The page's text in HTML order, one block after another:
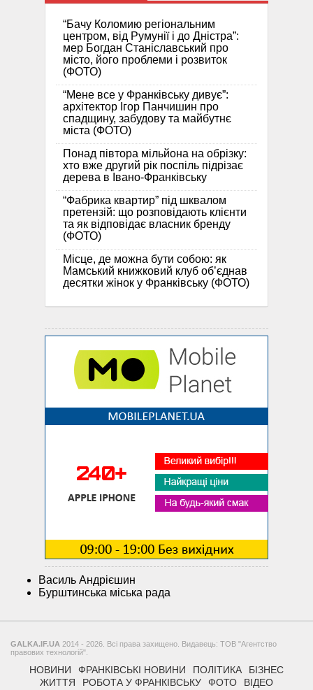
“Бачу Коломию регіональним
центром, від Румунії і до Дністра”:
мер Богдан Станіславський про
місто, його проблеми і розвиток
(ФОТО)
“Мене все у Франківську дивує”:
архітектор Ігор Панчишин про
спадщину, забудову та майбутнє
міста (ФОТО)
Понад півтора мільйона на обрізку:
хто вже другий рік поспіль підрізає
дерева в Івано-Франківську
“Фабрика квартир” під шквалом
претензій: що розповідають клієнти
та як відповідає власник бренду
(ФОТО)
Місце, де можна бути собою: як
Мамський книжковий клуб об’єднав
десятки жінок у Франківську (ФОТО)
Василь Андрієшин
Бурштинська міська рада
GALKA.IF.UA 2014 - 2026. Всі права захищено. Видавець: ТОВ "Агентство
правових технологій".
НОВИНИ ФРАНКІВСЬКІ НОВИНИ ПОЛІТИКА
БІЗНЕС
ЖИТТЯ
РОБОТА У ФРАНКІВСЬКУ ФОТО
ВІДЕО